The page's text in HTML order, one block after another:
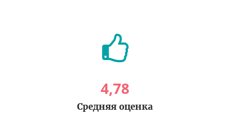
4,78
Средняя оценка